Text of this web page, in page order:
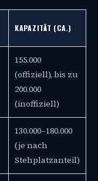
KAPAZITÄT (CA.)
155.000
(offiziell), bis zu
200.000
(inoffiziell)
130.000–180.000
(je nach
Stehplatzanteil)